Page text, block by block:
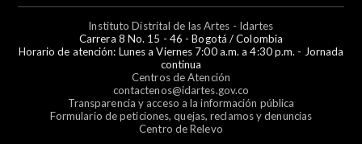
Instituto Distrital de las Artes - Idartes
Carrera 8 No. 15 - 46 - Bogotá / Colombia
Horario de atención: Lunes a Viernes 7:00 a.m. a 4:30 p.m. - Jornada
continua
Centros de Atención
contactenos@idartes.gov.co
Transparencia y acceso a la información pública
Formulario de peticiones, quejas, reclamos y denuncias
Centro de Relevo